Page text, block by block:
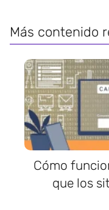
Más contenido
Cómo
que los